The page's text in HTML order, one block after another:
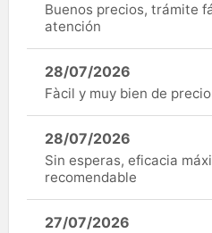
Buenos precios, trámite
atención
28/07/2026
Fàcil y muy bien de precio
28/07/2026
Sin esperas, eficacia
recomendable
27/07/2026